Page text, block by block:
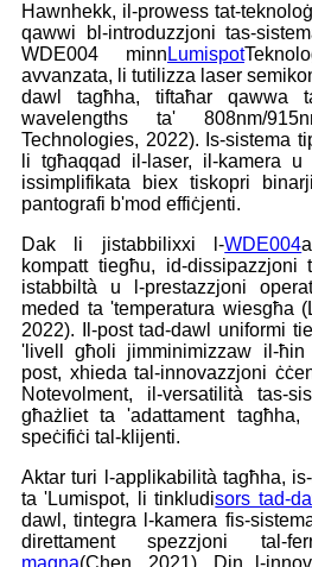
Hawnhekk, il-prowess tat-
qawwi bl-introduzzjoni tas-
WDE004 minn Lumispot
avvanzata, li tutilizza laser
dawl tagħha, tiftaħar qawwa
wavelengths ta' 808nm/
Technologies, 2022). Is-sistema
li tgħaqqad il-laser, il-kamera u
issimplifikata biex tiskopri
pantografi b'mod effiċjenti.
Dak li jistabbilixxi l-WDE004
kompatt tiegħu, id-dissipazzjoni
istabbiltà u l-prestazzjoni
meded ta 'temperatura wiesgħa
2022). Il-post tad-dawl uniformi
'livell għoli jimminimizzaw il-ħin
post, xhieda tal-innovazzjoni
Notevolment, il-versatilità tas-
għażliet ta 'adattament
speċifiċi tal-klijenti.
Aktar turi l-applikabilità tagħha,
ta 'Lumispot, li tinkludisors tad-
dawl, tintegra l-kamera fis-
direttament spezzjoni tal-
magna(Chen, 2021). Din l-